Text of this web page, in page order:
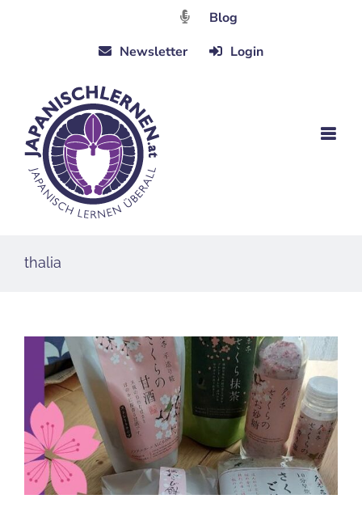
Blog
Newsletter
Login
thalia